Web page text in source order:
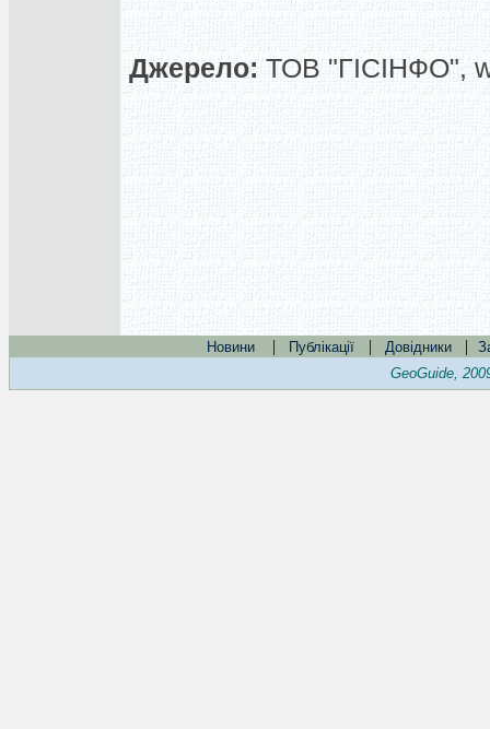
Джерело: ТОВ "ГІСІНФО",
Новини | Публікації | Довідники |
GeoGuide,